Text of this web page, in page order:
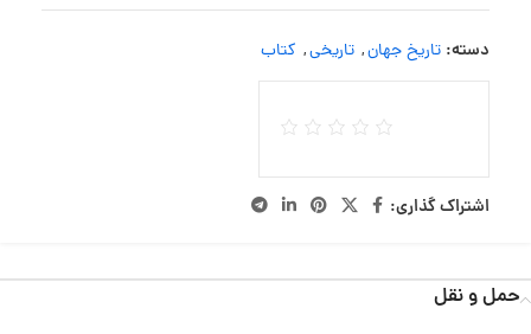
دسته: تاریخ جهان, تاریخی, کتاب
اشتراک گذاری:
حمل و نقل